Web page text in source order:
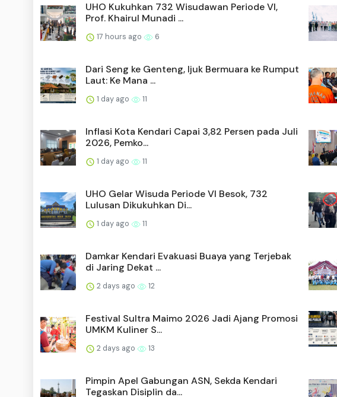
UHO Kukuhkan 732 Wisudawan Periode VI,
Prof. Khairul Munadi ...
17 hours ago 6
Dari Seng ke Genteng, Ijuk Bermuara ke Rumput
Laut: Ke Mana ...
1 day ago 11
Inflasi Kota Kendari Capai 3,82 Persen pada Juli
2026, Pemko...
1 day ago 11
UHO Gelar Wisuda Periode VI Besok, 732
Lulusan Dikukuhkan Di...
1 day ago 11
Damkar Kendari Evakuasi Buaya yang Terjebak
di Jaring Dekat ...
2 days ago 12
Festival Sultra Maimo 2026 Jadi Ajang Promosi
UMKM Kuliner S...
2 days ago 13
Pimpin Apel Gabungan ASN, Sekda Kendari
Tegaskan Disiplin da...